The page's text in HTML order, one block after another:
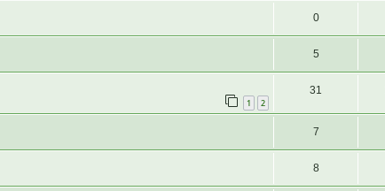
0
5
1 2
31
7
8